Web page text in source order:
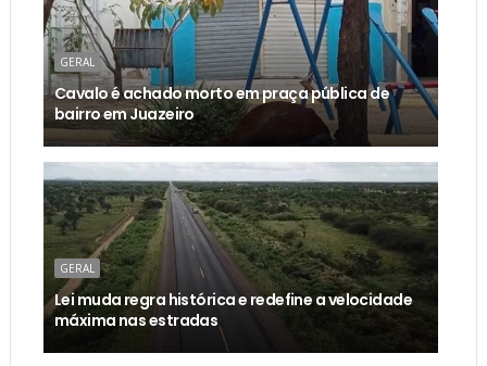
GERAL
Cavalo é achado morto em praça pública de
bairro em Juazeiro
GERAL
Lei muda regra histórica e redefine a velocidade
máxima nas estradas